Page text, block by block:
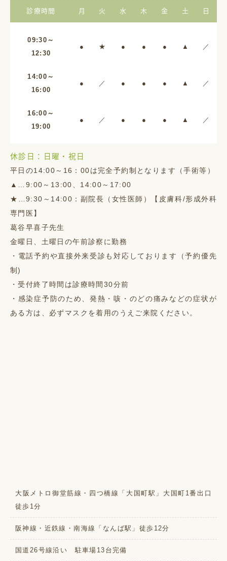
診療時間 月 火 水 木 金 土 日
09:30～
12:30
● ★ ● ● ● ▲ ／
14:00～
16:00
● ／ ● ● ● ▲ ／
16:00～
19:00
● ／ ● ● ● ▲ ／
休診日：日曜・祝日
平日の14:00～16：00は完全予約制となります（手術等）
▲…9:00～13:00、14:00～17:00
★…9:30～14:00：副院長（女性医師）【皮膚科/形成外科
専門医】
葛谷早喜子先生
金曜日、土曜日の午前診察に勤務
・電話予約や直接外来受診も対応しております（予約優先
制)
・受付終了時間は診療時間30分前
・感染症予防のため、発熱・咳・のどの痛みなどの症状が
ある方は、必ずマスクを着用のうえご来院ください。
大阪メトロ御堂筋線・四つ橋線「大国町駅」大国町1番出口
徒歩1分
阪神線・近鉄線・南海線「なんば駅」徒歩12分
国道26号線沿い 駐車場13台完備